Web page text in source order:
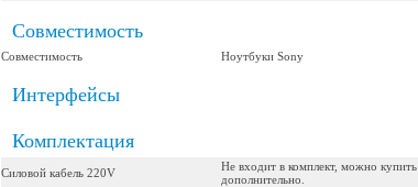
Совместимость
Совместимость Ноутбуки Sony
Интерфейсы
Комплектация
Силовой кабель 220V
Не входит в комплект, можно купить
дополнительно.